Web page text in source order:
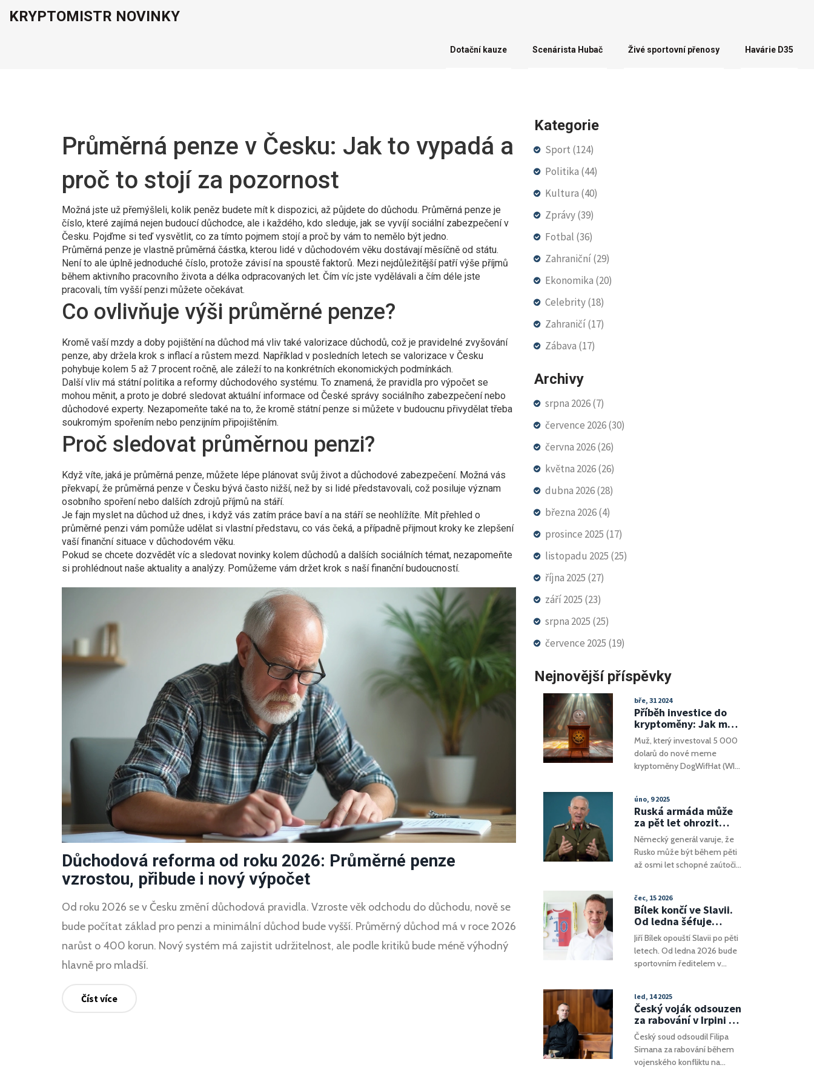
KRYPTOMISTR NOVINKY
Dotační kauze Scenárista Hubač Živé sportovní přenosy Havárie D35
Průměrná penze v Česku: Jak to vypadá a
proč to stojí za pozornost
Možná jste už přemýšleli, kolik peněz budete mít k dispozici, až půjdete do důchodu. Průměrná penze je
číslo, které zajímá nejen budoucí důchodce, ale i každého, kdo sleduje, jak se vyvíjí sociální zabezpečení v
Česku. Pojďme si teď vysvětlit, co za tímto pojmem stojí a proč by vám to nemělo být jedno.
Průměrná penze je vlastně průměrná částka, kterou lidé v důchodovém věku dostávají měsíčně od státu.
Není to ale úplně jednoduché číslo, protože závisí na spoustě faktorů. Mezi nejdůležitější patří výše příjmů
během aktivního pracovního života a délka odpracovaných let. Čím víc jste vydělávali a čím déle jste
pracovali, tím vyšší penzi můžete očekávat.
Co ovlivňuje výši průměrné penze?
Kromě vaší mzdy a doby pojištění na důchod má vliv také valorizace důchodů, což je pravidelné zvyšování
penze, aby držela krok s inflací a růstem mezd. Například v posledních letech se valorizace v Česku
pohybuje kolem 5 až 7 procent ročně, ale záleží to na konkrétních ekonomických podmínkách.
Další vliv má státní politika a reformy důchodového systému. To znamená, že pravidla pro výpočet se
mohou měnit, a proto je dobré sledovat aktuální informace od České správy sociálního zabezpečení nebo
důchodové experty. Nezapomeňte také na to, že kromě státní penze si můžete v budoucnu přivydělat třeba
soukromým spořením nebo penzijním připojištěním.
Proč sledovat průměrnou penzi?
Když víte, jaká je průměrná penze, můžete lépe plánovat svůj život a důchodové zabezpečení. Možná vás
překvapí, že průměrná penze v Česku bývá často nižší, než by si lidé představovali, což posiluje význam
osobního spoření nebo dalších zdrojů příjmů na stáří.
Je fajn myslet na důchod už dnes, i když vás zatím práce baví a na stáří se neohlížíte. Mít přehled o
průměrné penzi vám pomůže udělat si vlastní představu, co vás čeká, a případně přijmout kroky ke zlepšení
vaší finanční situace v důchodovém věku.
Pokud se chcete dozvědět víc a sledovat novinky kolem důchodů a dalších sociálních témat, nezapomeňte
si prohlédnout naše aktuality a analýzy. Pomůžeme vám držet krok s naší finanční budoucností.
Důchodová reforma od roku 2026: Průměrné penze
vzrostou, přibude i nový výpočet
Od roku 2026 se v Česku změní důchodová pravidla. Vzroste věk odchodu do důchodu, nově se
bude počítat základ pro penzi a minimální důchod bude vyšší. Průměrný důchod má v roce 2026
narůst o 400 korun. Nový systém má zajistit udržitelnost, ale podle kritiků bude méně výhodný
hlavně pro mladší.
Číst více
Kategorie
Sport (124)
Politika (44)
Kultura (40)
Zprávy(39)
Fotbal (36)
Zahraniční(29)
Ekonomika (20)
Celebrity(18)
Zahraničí(17)
Zábava (17)
Archivy
srpna 2026(7)
července 2026(30)
června 2026(26)
května 2026(26)
dubna 2026(28)
března 2026(4)
prosince 2025 (17)
listopadu 2025 (25)
října 2025 (27)
září 2025 (23)
srpna 2025 (25)
července 2025 (19)
Nejnovější příspěvky
bře, 31 2024
Příběh investice do
kryptoměny: Jak muž
zmeškal výhru 12
milionů dolarů na
meme coinu
Muž, který investoval 5 000
dolarů do nové meme
kryptoměny DogWifHat (WIF),
příliš brzy. Příběh zdůrazňuje
význam pochopení tržních
trendů a dlouhodobého
držení investic.
úno, 9 2025
Ruská armáda může
za pět let ohrozit
NATO, varuje německý
generál
Německý generál varuje, že
Rusko může být během pěti
až osmi let schopné zaútočit
konflikt na Ukrajině napětí
mezi Ruskem a Západem
zvyšuje. Ačkoliv prezident
Putin odmítá možnost útoku
na NATO, obavy z ruských
vojenských schopností
velké množství vojenské
techniky, které nemusí
směřovat na ukrajinské fronty.
čec, 15 2026
Bílek končí ve Slavii.
Od ledna šéfuje
sportu v Pardubicích
Jiří Bílek opouští Slavii po pěti
letech. Od ledna 2026 bude
sportovním ředitelem v
led, 14 2025
Český voják odsouzen
za rabování v Irpini a
Buči: Případ vojenské
krize na Ukrajině
Český soud odsoudil Filipa
Simana za rabování během
vojenského konfliktu na